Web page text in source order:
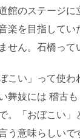
館のステージ
楽を目指してい
せん。石橋って
こい」って使わ
舞妓には 稽古
。「おぼこい」
う意味らしいで